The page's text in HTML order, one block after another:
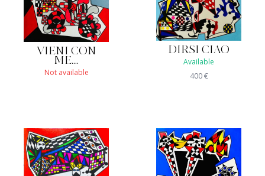
VIENI CON
ME....
Not available
DIRSI CIAO
Available
400€